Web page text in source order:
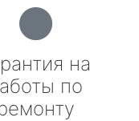
на
по